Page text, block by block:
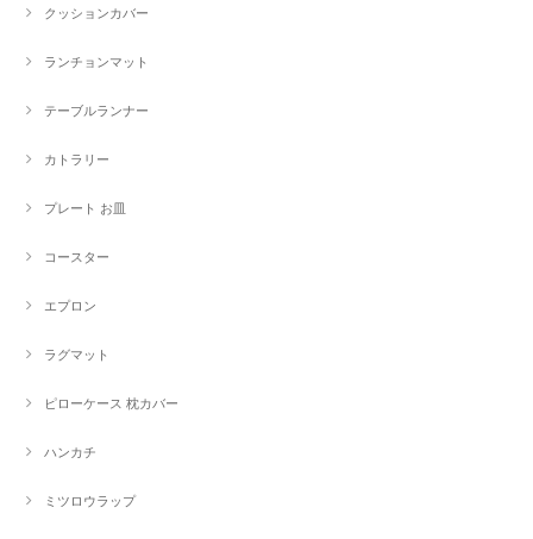
クッションカバー
ランチョンマット
テーブルランナー
カトラリー
プレート お皿
コースター
エプロン
ラグマット
ピローケース 枕カバー
ハンカチ
ミツロウラップ